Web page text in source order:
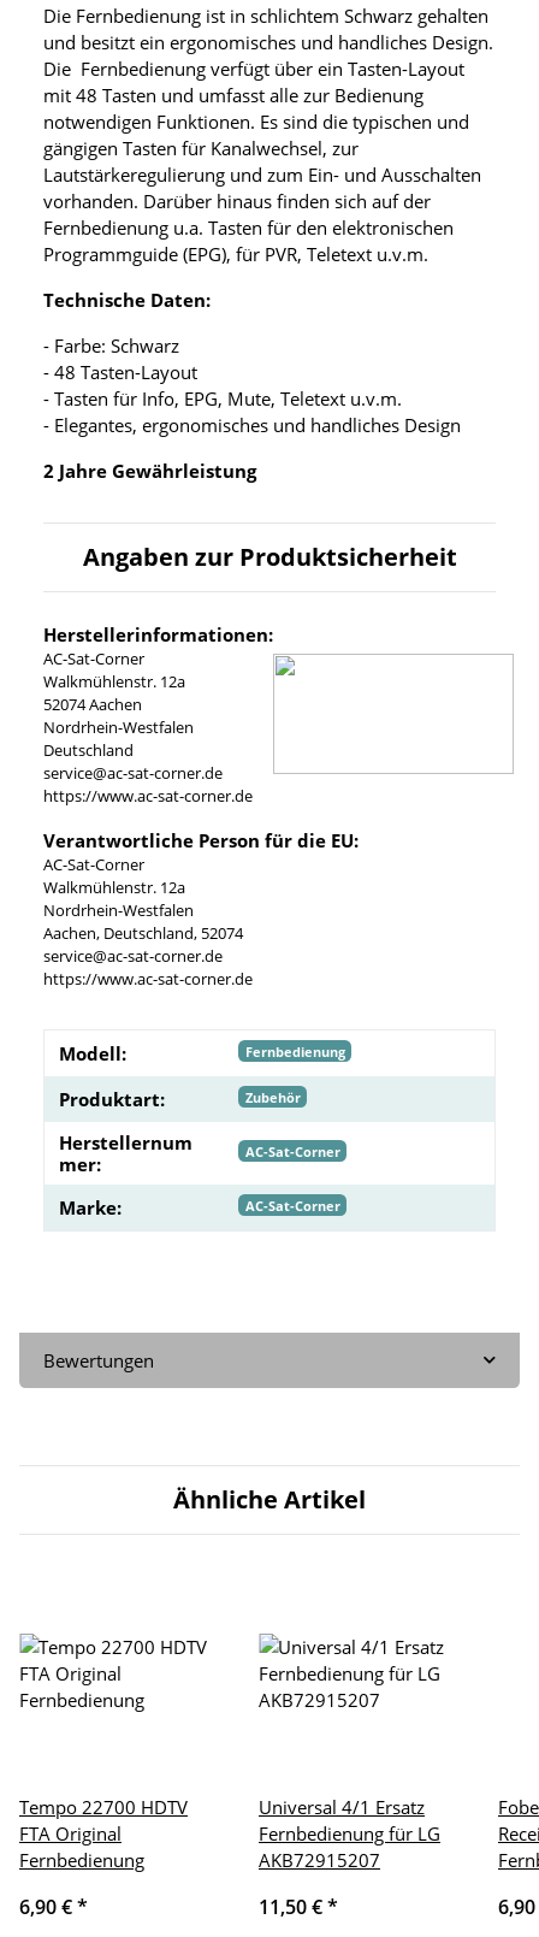
Die Fernbedienung ist in schlichtem Schwarz gehalten
und besitzt ein ergonomisches und handliches Design.
Die Fernbedienung verfügt über ein Tasten-Layout
mit 48 Tasten und umfasst alle zur Bedienung
notwendigen Funktionen. Es sind die typischen und
gängigen Tasten für Kanalwechsel, zur
Lautstärkeregulierung und zum Ein- und Ausschalten
vorhanden. Darüber hinaus finden sich auf der
Fernbedienung u.a. Tasten für den elektronischen
Programmguide (EPG), für PVR, Teletext u.v.m.
Technische Daten:
- Farbe: Schwarz
- 48 Tasten-Layout
- Tasten für Info, EPG, Mute, Teletext u.v.m.
- Elegantes, ergonomisches und handliches Design
2 Jahre Gewährleistung
Angaben zur Produktsicherheit
Herstellerinformationen:
AC-Sat-Corner
Walkmühlenstr. 12a
52074 Aachen
Nordrhein-Westfalen
Deutschland
service@ac-sat-corner.de
https://www.ac-sat-corner.de
Verantwortliche Person für die EU:
AC-Sat-Corner
Walkmühlenstr. 12a
Nordrhein-Westfalen
Aachen, Deutschland, 52074
service@ac-sat-corner.de
https://www.ac-sat-corner.de
Modell: Fernbedienung
Produktart: Zubehör
Herstellernum
mer:
AC-Sat-Corner
Marke: AC-Sat-Corner
Bewertungen
Ähnliche Artikel
Tempo 22700 HDTV
FTA Original
Fernbedienung
6,90 €*
Universal 4/1 Ersatz
Fernbedienung für LG
AKB72915207
11,50 €*